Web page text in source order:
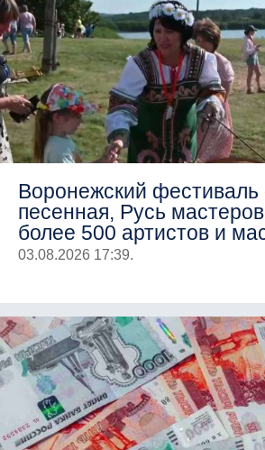
Воронежский фестиваль
песенная, Русь
более 500 артистов и
03.08.2026 17:39.